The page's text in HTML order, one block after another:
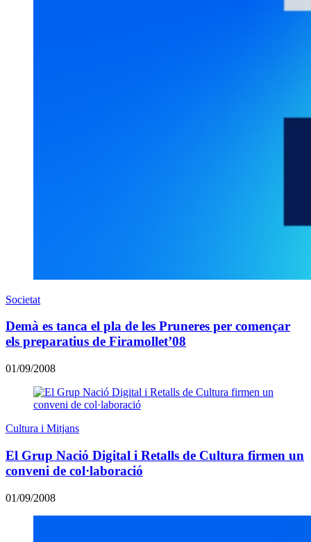
Societat
Demà es tanca el pla de les Pruneres per començar
els preparatius de Firamollet’08
01/09/2008
Cultura i Mitjans
El Grup Nació Digital i Retalls de Cultura firmen un
conveni de col·laboració
01/09/2008